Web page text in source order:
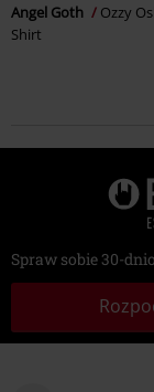
Angel Goth Ozzy
Shirt
Spraw sobie 30-